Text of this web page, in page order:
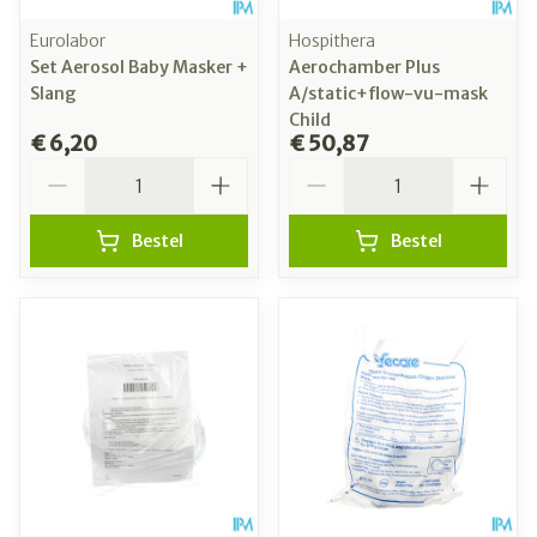
Eurolabor
Set Aerosol Baby Masker +
Slang
€ 6,20
Bestel
Hospithera
Aerochamber Plus
A/static+flow-vu-mask
Child
€ 50,87
Bestel